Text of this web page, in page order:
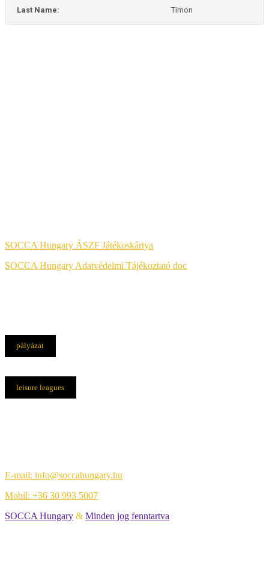
Last Name:
Timon
SOCCA Hungary ÁSZF Játékoskártya
SOCCA Hungary Adatvédelmi Tájékoztató doc
pályázat
leisure leagues
E-mail: info@soccahungary.hu
Mobil: +36 30 993 5007
SOCCA Hungary & Minden jog fenntartva